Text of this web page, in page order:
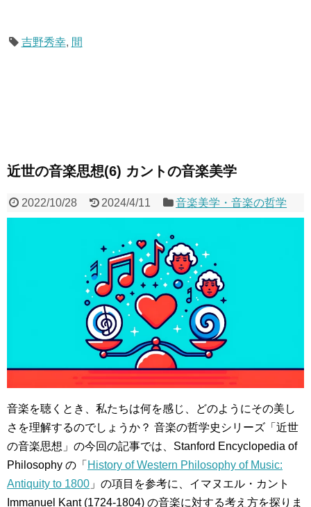
吉野秀幸, 間
近世の音楽思想(6) カントの音楽美学
2022/10/28 2024/4/11 音楽美学・音楽の哲学
音楽を聴くとき、私たちは何を感じ、どのようにその美し
さを理解するのでしょうか？ 音楽の哲学史シリーズ「近世
の音楽思想」の今回の記事では、Stanford Encyclopedia of
Philosophy の「 History of Western Philosophy of Music:
Antiquity to 1800 」の項目を参考に、イマヌエル・カント
Immanuel Kant (1724-1804) の音楽に対する考え方を探りま